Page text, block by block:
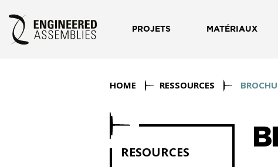
PROJETS MATÉRIAUX
HOME RESSOURCES
RESOURCES